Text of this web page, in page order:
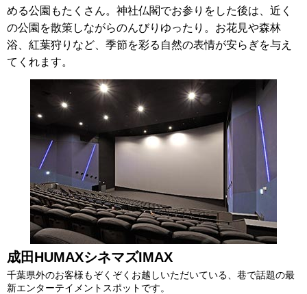
める公園もたくさん。神社仏閣でお参りをした後は、近く
の公園を散策しながらのんびりゆったり。お花見や森林
浴、紅葉狩りなど、季節を彩る自然の表情が安らぎを与え
てくれます。
成田HUMAXシネマズIMAX
千葉県外のお客様もぞくぞくお越しいただいている、巷で話題の最
新エンターテイメントスポットです。